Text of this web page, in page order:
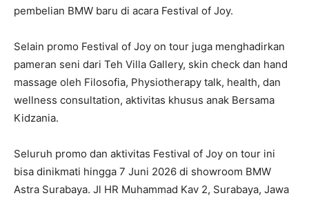
pembelian BMW baru di acara Festival of Joy.
Selain promo Festival of Joy on tour juga menghadirkan
pameran seni dari Teh Villa Gallery, skin check dan hand
massage oleh Filosofia, Physiotherapy talk, health, dan
wellness consultation, aktivitas khusus anak Bersama
Kidzania.
Seluruh promo dan aktivitas Festival of Joy on tour ini
bisa dinikmati hingga 7 Juni 2026 di showroom BMW
Astra Surabaya. Jl HR Muhammad Kav 2, Surabaya, Jawa